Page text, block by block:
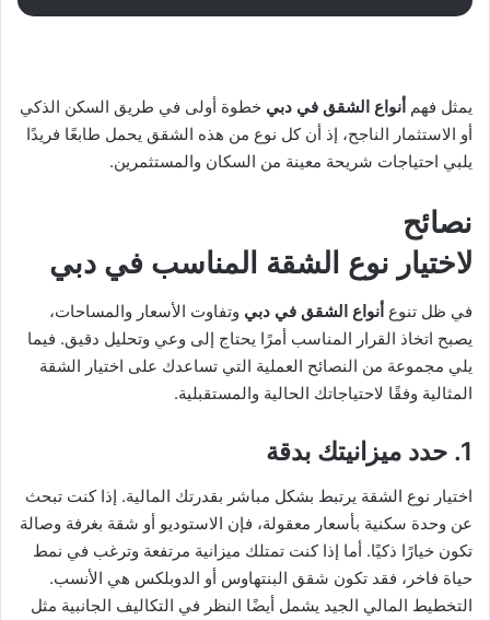
يمثل فهم أنواع الشقق في دبي خطوة أولى في طريق السكن الذكي
أو الاستثمار الناجح، إذ أن كل نوع من هذه الشقق يحمل طابعًا فريدًا
يلبي احتياجات شريحة معينة من السكان والمستثمرين.
نصائح
لاختيار نوع الشقة المناسب في دبي
في ظل تنوع أنواع الشقق في دبي وتفاوت الأسعار والمساحات،
يصبح اتخاذ القرار المناسب أمرًا يحتاج إلى وعي وتحليل دقيق. فيما
يلي مجموعة من النصائح العملية التي تساعدك على اختيار الشقة
المثالية وفقًا لاحتياجاتك الحالية والمستقبلية.
1. حدد ميزانيتك بدقة
اختيار نوع الشقة يرتبط بشكل مباشر بقدرتك المالية. إذا كنت تبحث
عن وحدة سكنية بأسعار معقولة، فإن الاستوديو أو شقة بغرفة وصالة
تكون خيارًا ذكيًا. أما إذا كنت تمتلك ميزانية مرتفعة وترغب في نمط
حياة فاخر، فقد تكون شقق البنتهاوس أو الدوبلكس هي الأنسب.
التخطيط المالي الجيد يشمل أيضًا النظر في التكاليف الجانبية مثل